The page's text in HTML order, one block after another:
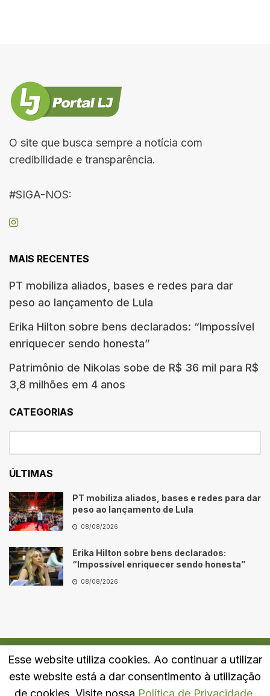
O site que busca sempre a notícia com
credibilidade e transparência.
#SIGA-NOS:
MAIS RECENTES
PT mobiliza aliados, bases e redes para dar
peso ao lançamento de Lula
Erika Hilton sobre bens declarados: “Impossível
enriquecer sendo honesta”
Patrimônio de Nikolas sobe de R$ 36 mil para R$
3,8 milhões em 4 anos
CATEGORIAS
ÚLTIMAS
PT mobiliza aliados, bases e redes para dar
peso ao lançamento de Lula
08/08/2026
Erika Hilton sobre bens declarados:
“Impossível enriquecer sendo honesta”
08/08/2026
Quem Somos Fale Conosco Política de Privacidade
Esse website utiliza cookies. Ao continuar a utilizar
este website está a dar consentimento à utilização
de cookies. Visite nossa Política de Privacidade